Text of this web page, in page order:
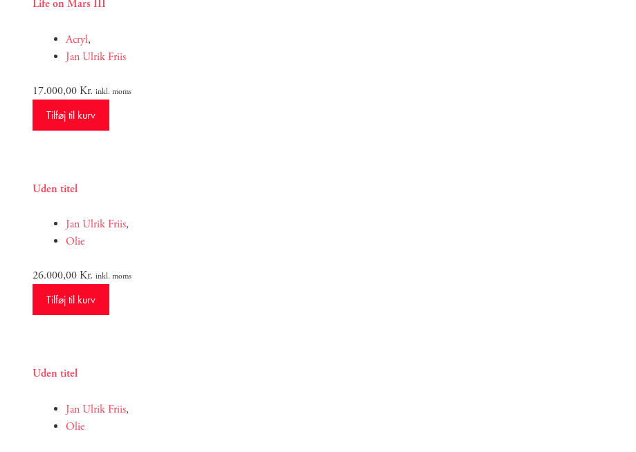
Life on Mars III
Acryl,
Jan Ulrik Friis
17.000,00Kr. inkl. moms
Tilføj til kurv
Uden titel
Jan Ulrik Friis,
Olie
26.000,00Kr. inkl. moms
Tilføj til kurv
Uden titel
Jan Ulrik Friis,
Olie